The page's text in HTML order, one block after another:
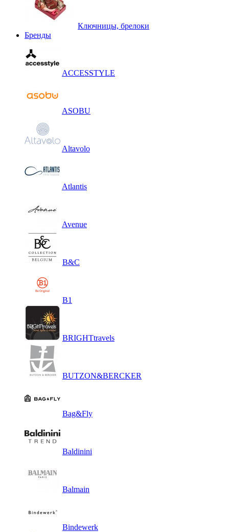
Ключницы, брелоки
Бренды
ACCESSTYLE
ASOBU
Altavolo
Atlantis
Avenue
B&C
B1
BRIGHTtravels
BUTZON&BERCKER
Bag&Fly
Baldinini
Balmain
Bindewerk